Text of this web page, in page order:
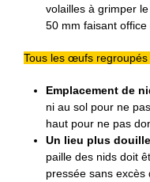
volailles à grimper
50 mm faisant office
Tous les œufs regroupés
Emplacement de
ni au sol pour ne
haut pour ne pas
Un lieu plus
paille des nids doit
pressée sans excès